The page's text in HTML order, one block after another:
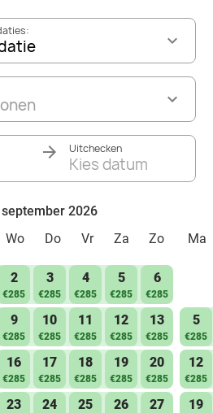
Uitchecken
Kies datum
september 2026
Wo Do Vr Za Zo
2
€285
3
€285
4
€285
5
€285
6
€285
9
€285
10
€285
11
€285
12
€285
13
€285
16
€285
17
€285
18
€285
19
€285
20
€285
23 24 25 26 27
Ma
5
€285
12
€285
19